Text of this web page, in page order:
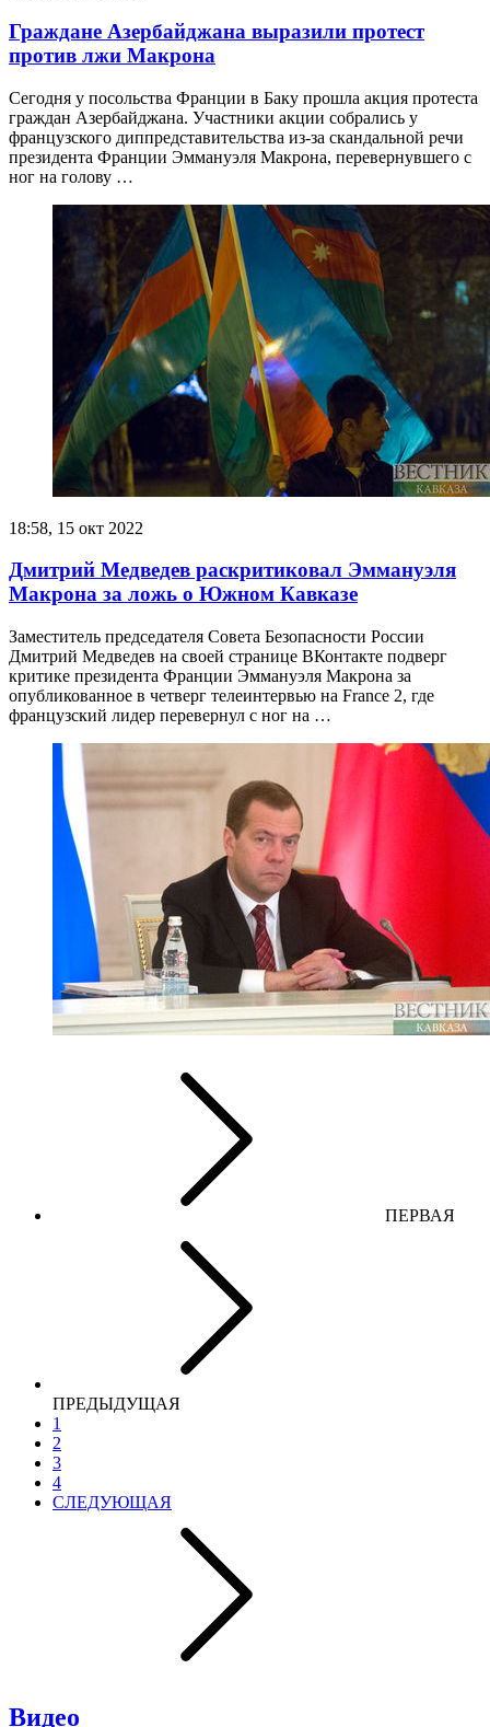
Граждане Азербайджана выразили протест
против лжи Макрона
Сегодня у посольства Франции в Баку прошла акция протеста
граждан Азербайджана. Участники акции собрались у
французского диппредставительства из-за скандальной речи
президента Франции Эммануэля Макрона, перевернувшего с
ног на голову …
18:58, 15 окт 2022
Дмитрий Медведев раскритиковал Эммануэля
Макрона за ложь о Южном Кавказе
Заместитель председателя Совета Безопасности России
Дмитрий Медведев на своей странице ВКонтакте подверг
критике президента Франции Эммануэля Макрона за
опубликованное в четверг телеинтервью на France 2, где
французский лидер перевернул с ног на …
ПЕРВАЯ
ПРЕДЫДУЩАЯ
1
2
3
4
СЛЕДУЮЩАЯ
Видео